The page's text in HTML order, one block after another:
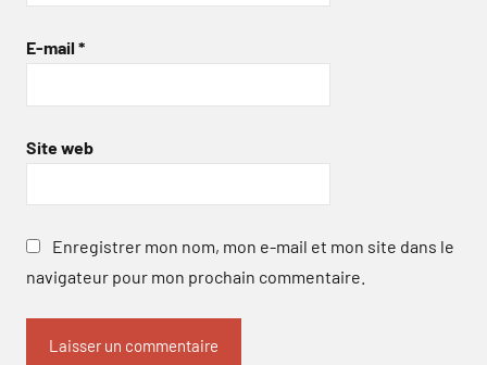
E-mail *
Site web
Enregistrer mon nom, mon e-mail et mon site dans le
navigateur pour mon prochain commentaire.